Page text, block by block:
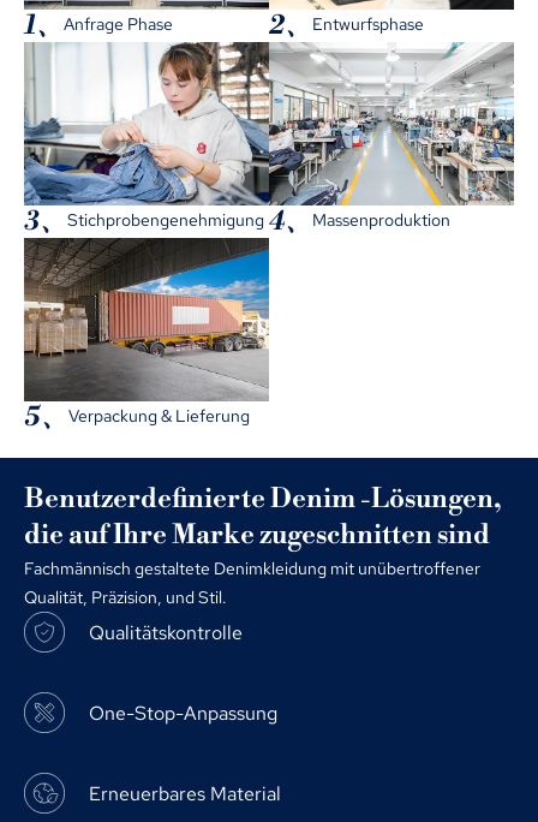
1、 Anfrage Phase 2、 Entwurfsphase
3、 Stichprobengenehmigung 4、 Massenproduktion
5、 Verpackung & Lieferung
Benutzerdefinierte Denim -Lösungen,
die auf Ihre Marke zugeschnitten sind
Fachmännisch gestaltete Denimkleidung mit unübertroffener
Qualität, Präzision, und Stil.
Qualitätskontrolle
One-Stop-Anpassung
Erneuerbares Material